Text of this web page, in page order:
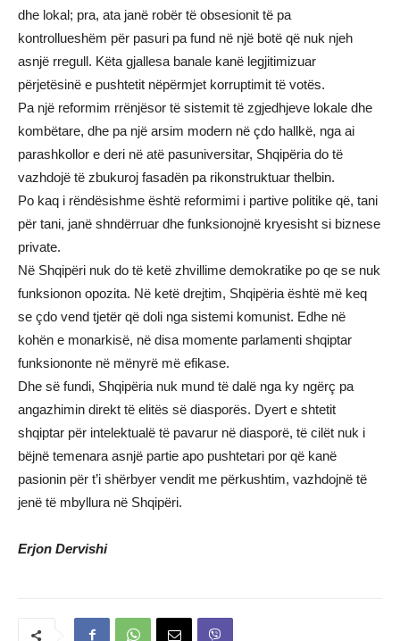
dhe lokal; pra, ata janë robër të obsesionit të pa
kontrollueshëm për pasuri pa fund në një botë që nuk njeh
asnjë rregull. Këta gjallesa banale kanë legjitimizuar
përjetësinë e pushtetit nëpërmjet korruptimit të votës.
Pa një reformim rrënjësor të sistemit të zgjedhjeve lokale dhe
kombëtare, dhe pa një arsim modern në çdo hallkë, nga ai
parashkollor e deri në atë pasuniversitar, Shqipëria do të
vazhdojë të zbukuroj fasadën pa rikonstruktuar thelbin.
Po kaq i rëndësishme është reformimi i partive politike që, tani
për tani, janë shndërruar dhe funksionojnë kryesisht si biznese
private.
Në Shqipëri nuk do të ketë zhvillime demokratike po qe se nuk
funksionon opozita. Në ketë drejtim, Shqipëria është më keq
se çdo vend tjetër që doli nga sistemi komunist. Edhe në
kohën e monarkisë, në disa momente parlamenti shqiptar
funksiononte në mënyrë më efikase.
Dhe së fundi, Shqipëria nuk mund të dalë nga ky ngërç pa
angazhimin direkt të elitës së diasporës. Dyert e shtetit
shqiptar për intelektualë të pavarur në diasporë, të cilët nuk i
bëjnë temenara asnjë partie apo pushtetari por që kanë
pasionin për t’i shërbyer vendit me përkushtim, vazhdojnë të
jenë të mbyllura në Shqipëri.
Erjon Dervishi